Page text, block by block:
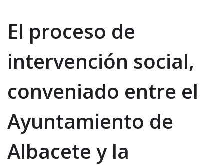
El proceso de
intervención social,
conveniado entre el
Ayuntamiento de
Albacete y la